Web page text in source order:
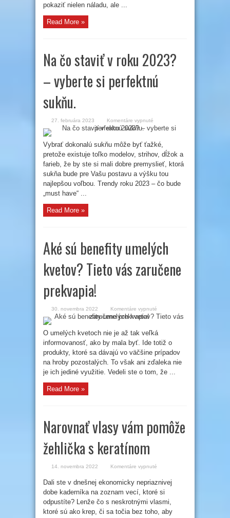
pokaziť nielen náladu, ale ...
Read More »
Na čo staviť v roku 2023?
– vyberte si perfektnú
sukňu.
27. februára 2023 Komentáre vypnuté
Na
čo
v
roku
2023?
vyberte
perfektnú
sukňu.
Vybrať dokonalú sukňu môže byť ťažké,
pretože existuje toľko modelov, strihov, dĺžok a
farieb, že by ste si mali dobre premyslieť, ktorá
sukňa bude pre Vašu postavu a výšku tou
najlepšou voľbou. Trendy roku 2023 – čo bude
„must have“ ...
Read More »
Aké sú benefity umelých
kvetov? Tieto vás zaručene
prekvapia!
30. novembra 2022 Komentáre vypnuté
Aké
sú
umelých
kvetov?
Tieto
zaručene
prekvapia!
O umelých kvetoch nie je až tak veľká
informovanosť, ako by mala byť. Ide totiž o
produkty, ktoré sa dávajú vo väčšine prípadov
na hroby pozostalých. To však ani zďaleka nie
je ich jediné využitie. Vedeli ste o tom, že ...
Read More »
Narovnať vlasy vám pomôže
žehlička s keratínom
14. novembra 2022 Komentáre vypnuté
vám
pomôže
žehlička
s
keratínom
Dali ste v dnešnej ekonomicky nepriaznivej
dobe kaderníka na zoznam vecí, ktoré si
odpustíte? Lenže čo s neskrotnými vlasmi,
ktoré sú ako krep, či sa točia bez toho, aby